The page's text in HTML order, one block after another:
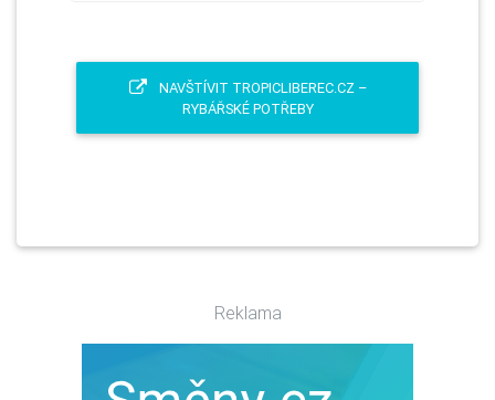
NAVŠTÍVIT TROPICLIBEREC.CZ –
RYBÁŘSKÉ POTŘEBY
Reklama